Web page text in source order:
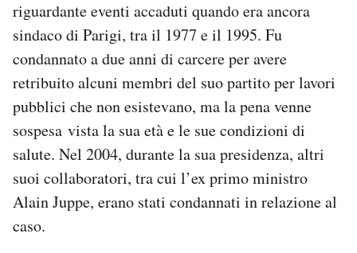
riguardante eventi accaduti quando era ancora
sindaco di Parigi, tra il 1977 e il 1995. Fu
condannato a due anni di carcere per avere
retribuito alcuni membri del suo partito per lavori
pubblici che non esistevano, ma la pena venne
sospesa vista la sua età e le sue condizioni di
salute. Nel 2004, durante la sua presidenza, altri
suoi collaboratori, tra cui l’ex primo ministro
Alain Juppe, erano stati condannati in relazione al
caso.